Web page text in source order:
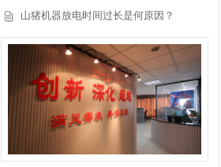
山猪机器放电时间过长是何原因？